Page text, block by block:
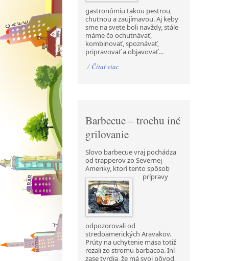
gastronómiu takou pestrou,
chutnou a zaujímavou. Aj keby
sme na svete boli navždy, stále
máme čo ochutnávať,
kombinovať, spoznávať,
pripravovať a objavovať…
/ Čítať viac
Barbecue – trochu iné
grilovanie
Slovo barbecue vraj pochádza
od trapperov zo Severnej
Ameriky, ktorí tento spôsob
prípravy
odpozorovali od
stredoamerických Aravakov.
Prúty na uchytenie mäsa totiž
rezali zo stromu barbacoa. Iní
zase tvrdia, že má svoj pôvod